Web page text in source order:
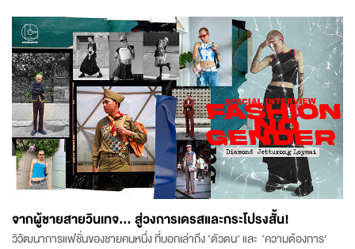
จากผู้ชายสายวินเทจ... สู่วงการเดรสและกระโปรงสั้น!
วิวัฒนาการแฟชั่นของชายคนหนึ่ง ที่บอกเล่าถึง ‘ตัวตน’ และ ‘ความต้องการ’